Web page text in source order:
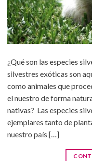
¿Qué son las especies
silvestres exóticas son
como animales que
el nuestro de forma
nativas? Las especies
ejemplares tanto de
nuestro país […]